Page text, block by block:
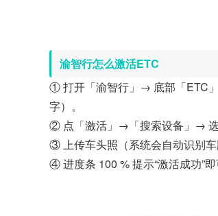
渝智行怎么激活ETC
① 打开「渝智行」→ 底部「ETC
字）。
② 点「激活」→「搜索设备」→ 选
③ 上传车头照（系统会自动识别
④ 进度条 100 % 提示“激活成功”